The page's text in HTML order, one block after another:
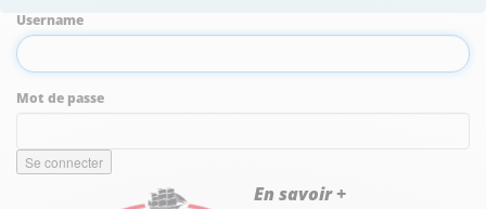
Username
Mot de passe
En savoir +